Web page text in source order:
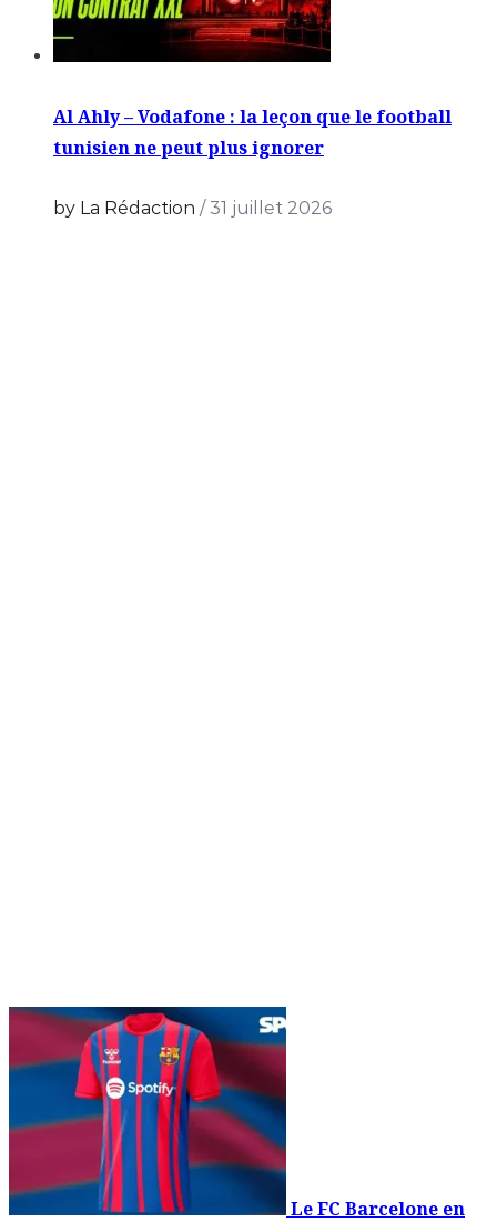
Al Ahly – Vodafone : la leçon que le football
tunisien ne peut plus ignorer
by La Rédaction /31 juillet 2026
Le FC Barcelone en